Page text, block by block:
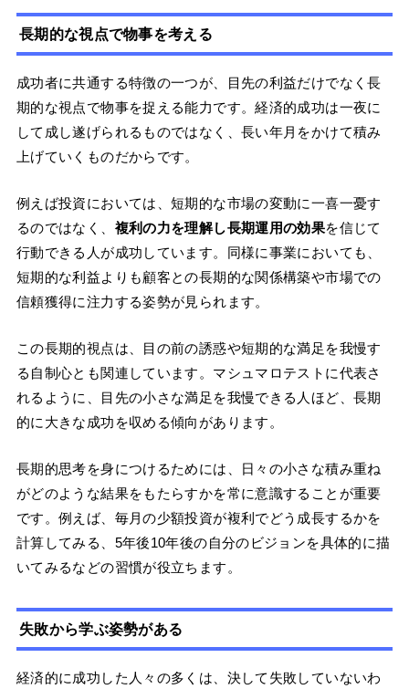
長期的な視点で物事を考える
成功者に共通する特徴の一つが、目先の利益だけでなく長
期的な視点で物事を捉える能力です。経済的成功は一夜に
して成し遂げられるものではなく、長い年月をかけて積み
上げていくものだからです。
例えば投資においては、短期的な市場の変動に一喜一憂す
るのではなく、 複利の力を理解し長期運用の効果を信じて
行動できる人が成功しています。同様に事業においても、
短期的な利益よりも顧客との長期的な関係構築や市場での
信頼獲得に注力する姿勢が見られます。
この長期的視点は、目の前の誘惑や短期的な満足を我慢す
る自制心とも関連しています。マシュマロテストに代表さ
れるように、目先の小さな満足を我慢できる人ほど、長期
的に大きな成功を収める傾向があります。
長期的思考を身につけるためには、日々の小さな積み重ね
がどのような結果をもたらすかを常に意識することが重要
です。例えば、毎月の少額投資が複利でどう成長するかを
計算してみる、5年後10年後の自分のビジョンを具体的に描
いてみるなどの習慣が役立ちます。
失敗から学ぶ姿勢がある
経済的に成功した人々の多くは、決して失敗していないわ